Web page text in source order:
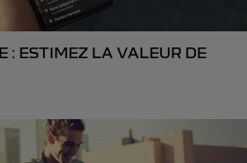
: ESTIMEZ LA VALEUR DE